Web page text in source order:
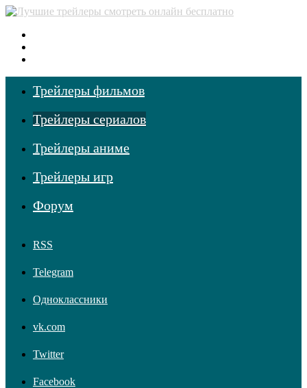
Трейлеры фильмов
Трейлеры сериалов
Трейлеры аниме
Трейлеры игр
Форум
RSS
Telegram
Одноклассники
vk.com
Twitter
Facebook